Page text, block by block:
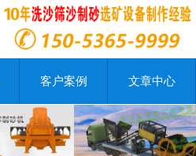
客户案例 文章中心